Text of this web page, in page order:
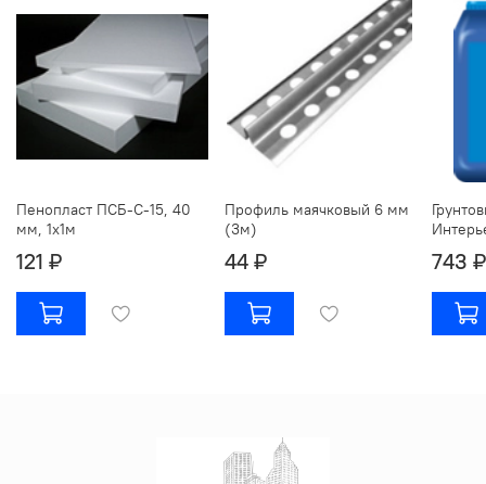
Пенопласт ПСБ-С-15, 40
мм, 1х1м
121 ₽
Профиль маячковый 6 мм
(3м)
44 ₽ 743 ₽